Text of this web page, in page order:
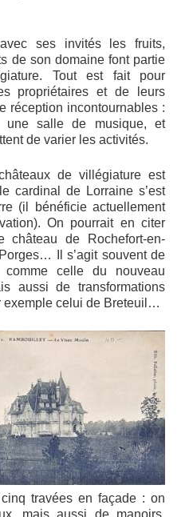
ses invités les fruits,
de son domaine font partie
Tout est fait pour
propriétaires et de leurs
réception incontournables :
une salle de musique, et
de varier les activités.
de villégiature est
cardinal de Lorraine s’est
(il bénéficie actuellement
On pourrait en citer
château de Rochefort-en-
Il s’agit souvent de
comme celle du nouveau
aussi de transformations
exemple celui de Breteuil…
travées en façade : on
mais aussi de manoirs,